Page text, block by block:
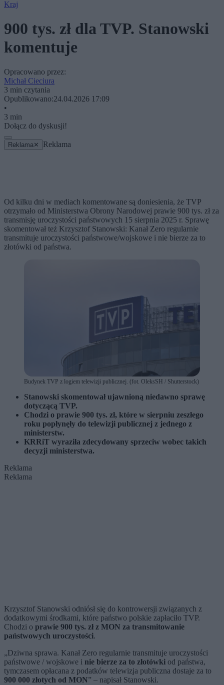
Kraj
900 tys. zł dla TVP. Stanowski
komentuje
Opracowano przez:
Michał Cieciura
3 min czytania
Opublikowano:24.04.2026 17:09
•
3 min
Dołącz do dyskusji!
Reklama ✕ Reklama
Od kilku dni w mediach komentowane są doniesienia, że TVP
otrzymało od Ministerstwa Obrony Narodowej prawie 900 tys. zł za
transmisję uroczystości państwowych 15 sierpnia 2025 r. Sprawę
skomentował też Krzysztof Stanowski: Kanał Zero regularnie
transmituje uroczystości państwowe/wojskowe i nie bierze za to
złotówki od państwa.
Budynek TVP z logiem telewizji publicznej. (fot. OleksSH / Shutterstock)
Stanowski skomentował ujawnioną niedawno sprawę
dotyczącą TVP.
Chodzi o prawie 900 tys. zł, które w sierpniu zeszłego
roku popłynęły do telewizji publicznej z jednego z
ministerstw.
KRRiT wyraziła zdecydowany sprzeciw wobec takich
decyzji ministerstwa.
Reklama
Reklama
Krzysztof Stanowski odniósł się do kontrowersji związanych z
dodatkowymi środkami, które państwo polskie zapłaciło TVP.
Chodzi o prawie 900 tys. zł z MON za transmitowanie
państwowych uroczystości.
„Dziwna sprawa. Kanał Zero regularnie transmituje uroczystości
państwowe / wojskowe i nie bierze za to złotówki od państwa,
tymczasem opłacana z podatków telewizja publiczna dostaje za to
900 000 złotych od MON” – napisał Stanowski.